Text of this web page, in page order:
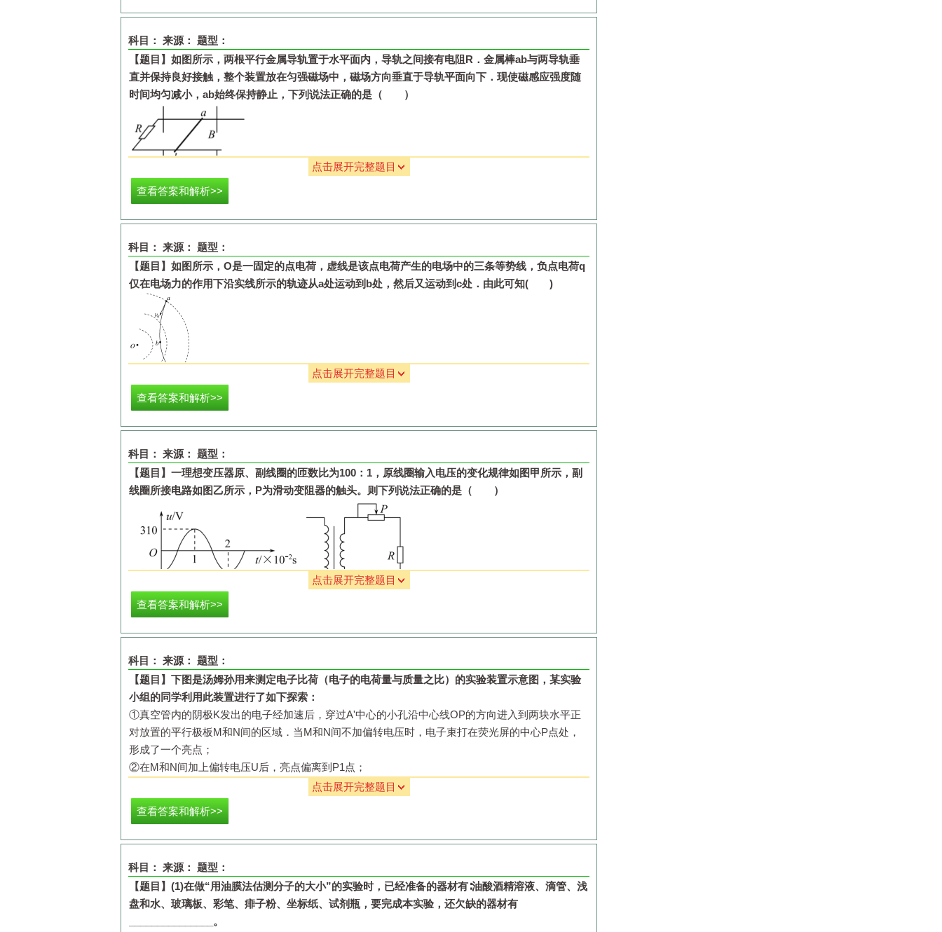
科目： 来源： 题型：
【题目】 如图所示，两根平行金属导轨置于水平面内，导轨之间接有电阻 R ．金属棒ab与两导轨垂
直并保持良好接触，整个装置放在匀强磁场中，磁场方向垂直于导轨平面向下．现使磁感应强度随
时间均匀减小， ab始终保持静止，下列说法正确的是（ ）
A.ab中的感应电流方向由b到a
B.ab中的感应电流逐渐减小
点击展开完整题目
查看答案和解析>>
科目： 来源： 题型：
【题目】 如图所示， O是一固定的点电荷，虚线是该点电荷产生的电场中的三条等势线，负点电荷q
仅在电场力的作用下沿实线所示的轨迹从a处运动到 b处，然后又运动到c处．由此可知( )
A.O为正电荷
C.在整个过程中q的加速度先变大后变小
D.在整个过程中，电场力做功为零
点击展开完整题目
查看答案和解析>>
科目： 来源： 题型：
【题目】 一理想变压器原、副线圈的匝数比为100 ： 1 ，原线圈输入电压的变化规律如图甲所示，副
线圈所接电路如图乙所示， P为滑动变阻器的触头。则下列说法正确的是（ ）
A.副线圈输出电压的频率为
C.P向左移动时，原、副线圈的电流比减小 D.P向左移动时，变压器的输出功率增加
点击展开完整题目
查看答案和解析>>
科目： 来源： 题型：
【题目】 下图是汤姆孙用来测定电子比荷（电子的电荷量与质量之比）的实验装置示意图，某实验
小组的同学利用此装置进行了如下探索：
①真空管内的阴极K发出的电子经加速后，穿过A'中心的小孔沿中心线OP的方向进入到两块水平正
对放置的平行极板M和N间的区域．当M和N间不加偏转电压时，电子束打在荧光屏的中心P点处，
形成了一个亮点；
②在M和N间加上偏转电压U后，亮点偏离到 P1点；
之间再加上垂直于纸面向外的匀强磁场，调节磁场的强弱，当磁感应强度的大小为
电子在M、N间作匀速直线运动，亮点重新回到
④撤去M和 N间的偏转电压
若视荧光屏为平面，测得P、P2的距离为y．
受的重力和电子间的相互作用．
点击展开完整题目
查看答案和解析>>
科目： 来源： 题型：
【题目】 (1)在做“用油膜法估测分子的大小”的实验时，已经准备的器材有∶油酸酒精溶液、滴管、浅
盘和水、玻璃板、彩笔、痱子粉、坐标纸、试剂瓶，要完成本实验，还欠缺的器材有
。